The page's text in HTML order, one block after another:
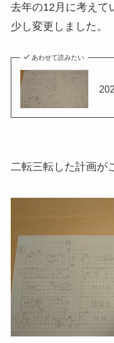
去年の12月に考えて
少し変更しました。
あわせて読みたい
二転三転した計画が